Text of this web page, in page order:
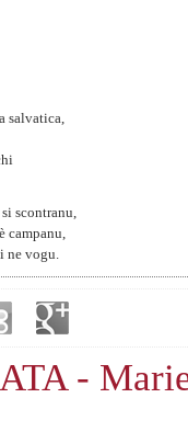
salvatica,
scontranu,
campanu,
ne vogu.
-